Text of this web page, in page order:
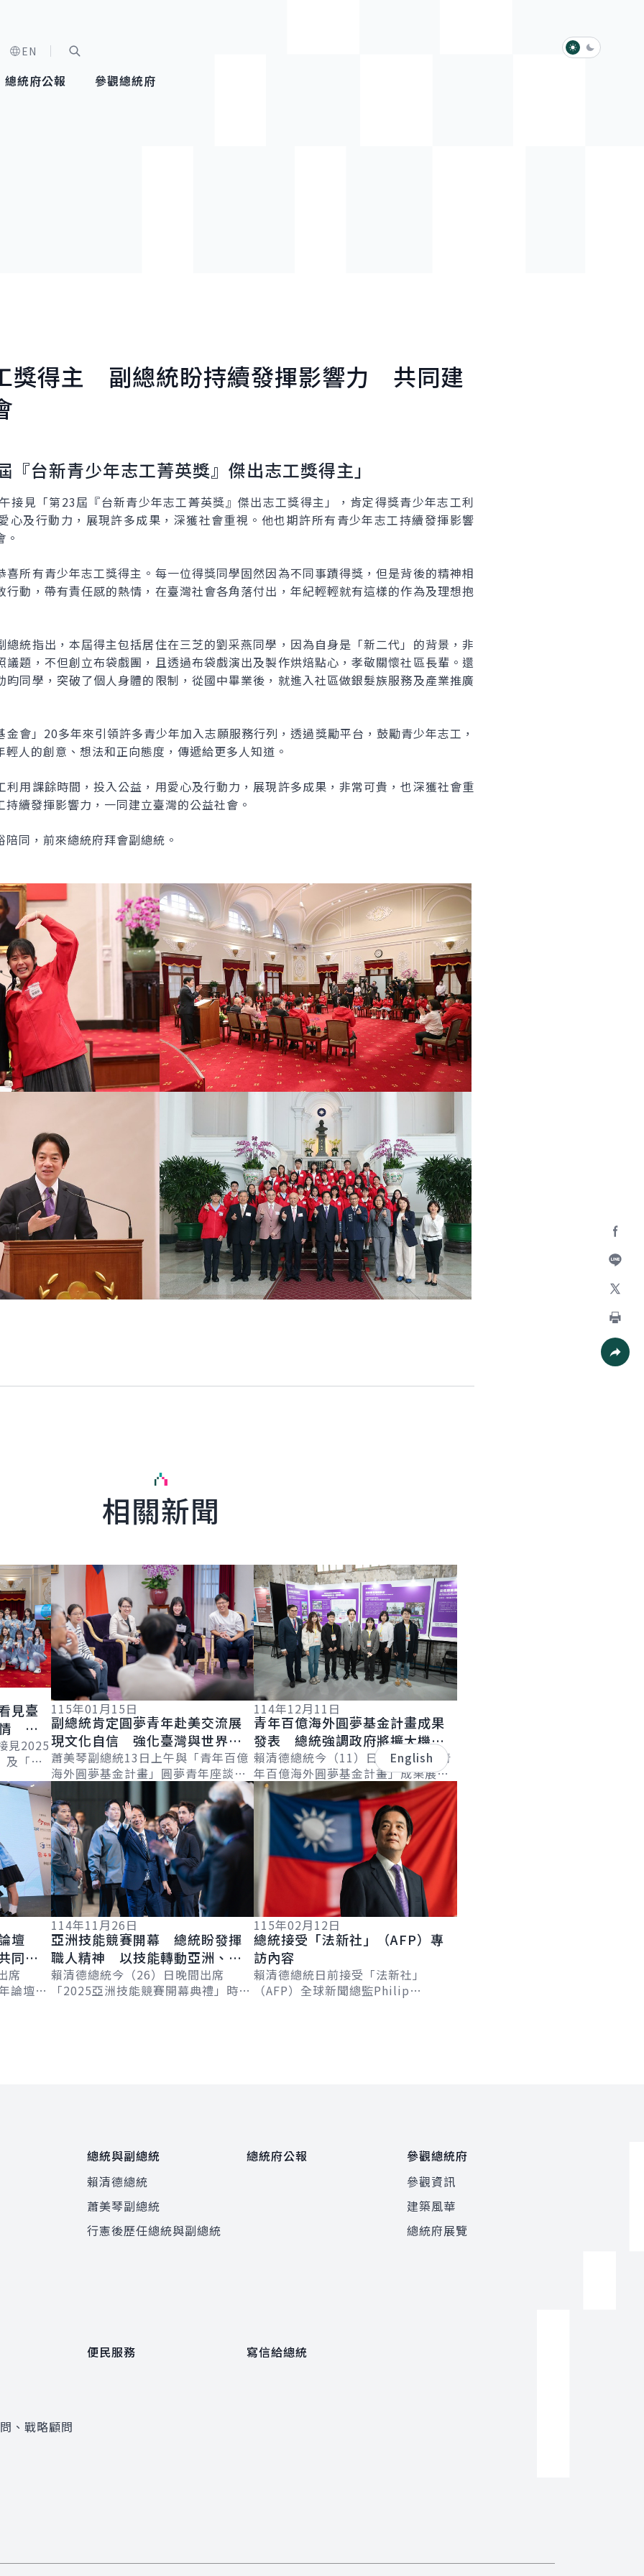
級選單
EN
總統府公報 參觀總統府
淺色模式
深色模式
加入好
列印
獎得主 副總統盼持續發揮影響力 共同建
台新青少年志工菁英獎』傑出志工獎得主」
接見「第23屆『台新青少年志工菁英獎』傑出志工獎得主」，肯定得獎青少年志工利
心及行動力，展現許多成果，深獲社會重視。他也期許所有青少年志工持續發揮影響
喜所有青少年志工獎得主。每一位得獎同學固然因為不同事蹟得獎，但是背後的精神相
行動，帶有責任感的熱情，在臺灣社會各角落付出，年紀輕輕就有這樣的作為及理想抱
總統指出，本屆得主包括居住在三芝的劉采燕同學，因為自身是「新二代」的背景，非
議題，不但創立布袋戲團，且透過布袋戲演出及製作烘焙點心，孝敬關懷社區長輩。還
昀同學，突破了個人身體的限制，從國中畢業後，就進入社區做銀髮族服務及產業推廣
會」20多年來引領許多青少年加入志願服務行列，透過獎勵平台，鼓勵青少年志工，
人的創意、想法和正向態度，傳遞給更多人知道。
利用課餘時間，投入公益，用愛心及行動力，展現許多成果，非常可貴，也深獲社會重
續發揮影響力，一同建立臺灣的公益社會。
同，前來總統府拜會副總統。
相關新聞
見臺
替
見2025
及「農
畫」訪
現的熱
詳細內容
115年01月15日
副總統肯定圓夢青年赴美交流展
現文化自信 強化臺灣與世界連
結
蕭美琴副總統13日上午與「青年百億
海外圓夢基金計畫」圓夢青年座談，
肯定青年赴美交流展現文化自信，同
時將國際創新帶回臺灣，促進雙向交
流。並表示...
詳細內容
114年12月11日
青年百億海外圓夢基金計畫成果
發表 總統強調政府將擴大機
會、提升支持 盼幫助更多青年
勇敢追夢
賴清德總統今（11）日上午出席「青
年百億海外圓夢基金計畫」成果展記
者會，肯定青年以自信與創意展現築
夢成果。並指出，該計畫源於協助青
年圓夢的初...
壇
同努
席
論壇
詳細內容
114年11月26日
亞洲技能競賽開幕 總統盼發揮
職人精神 以技能轉動亞洲、創
造未來
賴清德總統今（26）日晚間出席
「2025亞洲技能競賽開幕典禮」時表
詳細內容
115年02月12日
總統接受「法新社」（AFP）專
訪內容
賴清德總統日前接受「法新社」
（AFP）全球新聞總監Philip
English
總統與副總統
賴清德總統
蕭美琴副總統
行憲後歷任總統與副總統
總統府公報
參觀總統府
參觀資訊
建築風華
總統府展覽
、戰略顧問
便民服務 寫信給總統